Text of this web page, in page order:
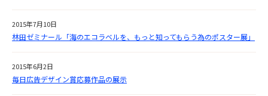
2015年7月10日
林田ゼミナール「海のエコラベルを、もっと知ってもらう為のポスター展」
2015年6月2日
毎日広告デザイン賞応募作品の展示